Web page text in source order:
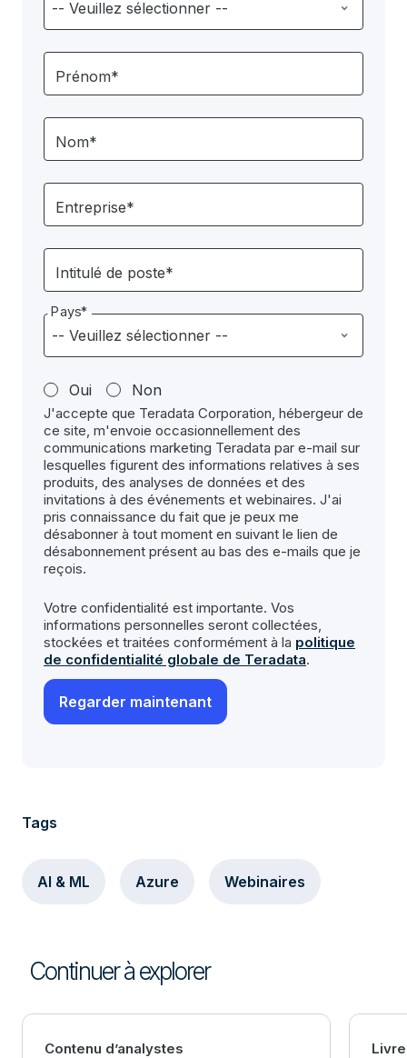
Prénom*
Nom*
Entreprise*
Intitulé de poste*
Pays*
Oui Non
J'accepte que Teradata Corporation, hébergeur de
ce site, m'envoie occasionnellement des
communications marketing Teradata par e-mail sur
lesquelles figurent des informations relatives à ses
produits, des analyses de données et des
invitations à des événements et webinaires. J'ai
pris connaissance du fait que je peux me
désabonner à tout moment en suivant le lien de
désabonnement présent au bas des e-mails que je
reçois.
Votre confidentialité est importante. Vos
informations personnelles seront collectées,
stockées et traitées conformément à la politique
de confidentialité globale de Teradata.
Tags
AI & ML Azure Webinaires
Continuer à explorer
Contenu d’analystes